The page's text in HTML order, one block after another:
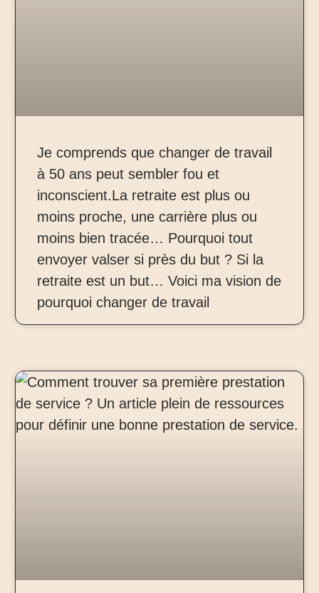
Je comprends que changer de travail
à 50 ans peut sembler fou et
inconscient.La retraite est plus ou
moins proche, une carrière plus ou
moins bien tracée… Pourquoi tout
envoyer valser si près du but ? Si la
retraite est un but… Voici ma vision de
pourquoi changer de travail